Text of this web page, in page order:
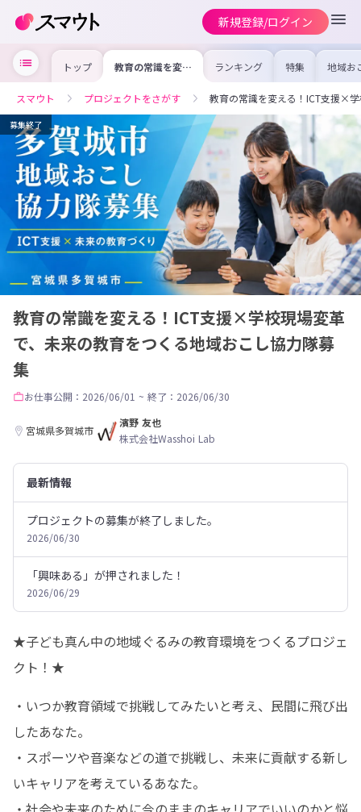
新規登録/ログイン
トップ 教育の常識を変え
る！ICT支援×学
来の教育をつくる
地域おこし協力隊
募集
ランキング 特集 地域お
の求
を集め
事内容
を比較
合っ
けよう
スマウト プロジェクトをさがす 教育の常識を変える！ICT支援×
募集終了
教育の常識を変える！ICT支援×学校現場変革
で、未来の教育をつくる地域おこし協力隊募
集
お仕事公開：2026/06/01 ~ 終了：2026/06/30
宮城県多賀城市
濱野 友也
株式会社Wasshoi Lab
最新情報
プロジェクトの募集が終了しました。
2026/06/30
「興味ある」が押されました！
2026/06/29
★子ども真ん中の地域ぐるみの教育環境をつくるプロジェ
クト！★
・いつか教育領域で挑戦してみたいと考え、民間に飛び出
したあなた。
・スポーツや音楽などの道で挑戦し、未来に貢献する新し
いキャリアを考えているあなた。